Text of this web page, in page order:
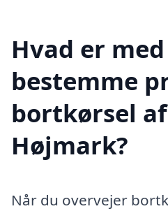
Hvad er
bestemme
bortkørsel
Højmark?
Når du overvejer